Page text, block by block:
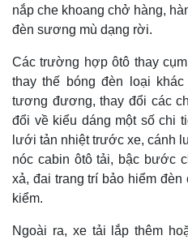
nắp che khoang chở hàng,
đèn sương mù dạng rời.
Các trường hợp ôtô thay
thay thế bóng đèn loại
tương đương, thay đổi các
đổi về kiểu dáng một số chi
lưới tản nhiệt trước xe, cánh
nóc cabin ôtô tải, bậc bước
xả, đai trang trí bảo hiểm
kiểm.
Ngoài ra, xe tải lắp thêm